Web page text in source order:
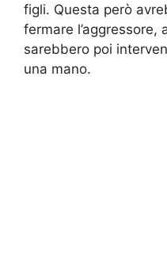
figli. Questa però
fermare l’aggressore,
sarebbero poi
una mano.